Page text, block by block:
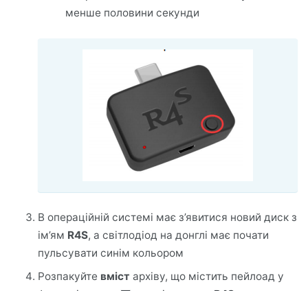
менше половини секунди
В операційній системі має з’явитися новий диск з
ім’ям R4S, а світлодіод на донглі має почати
пульсувати синім кольором
Розпакуйте вміст архіву, що містить пейлоад у